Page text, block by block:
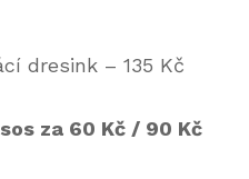
dresink – 135 Kč
za 60 Kč / 90 Kč